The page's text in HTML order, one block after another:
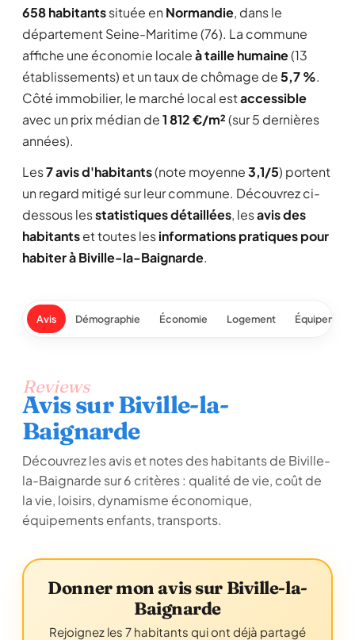
658 habitantssituée en Normandie, dans le
département Seine-Maritime (76). La commune
affiche une économie localeà taille humaine(13
établissements) et un taux de chômage de5,7 %.
Côté immobilier, le marché local estaccessible
avec un prix médian de1 812 €/m²(sur 5 dernières
années).
Les7 avis d'habitants(note moyenne3,1/5) portent
un regard mitigé sur leur commune. Découvrez ci-
dessous lesstatistiques détaillées, lesavis des
habitantset toutes lesinformations pratiques pour
habiter à Biville-la-Baignarde.
Avis Démographie Économie Logement
Reviews
Avis sur Biville-la-
Baignarde
Découvrez les avis et notes des habitants de Biville-
la-Baignarde sur 6 critères : qualité de vie, coût de
la vie, loisirs, dynamisme économique,
équipements enfants, transports.
Donner mon avis sur Biville-la-
Baignarde
Rejoignez les 7 habitants qui ont déjà partagé